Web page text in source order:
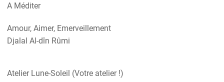
A Méditer
Amour, Aimer, Emerveillement
Djalal Al-dîn Rûmi
Atelier Lune-Soleil (Votre atelier !)